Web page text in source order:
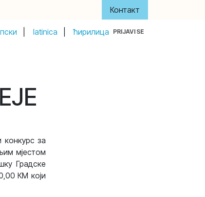
Контакт
latinica ћирилица PRIJAVI SE
конкурс за
мјестом
Градске
КМ који